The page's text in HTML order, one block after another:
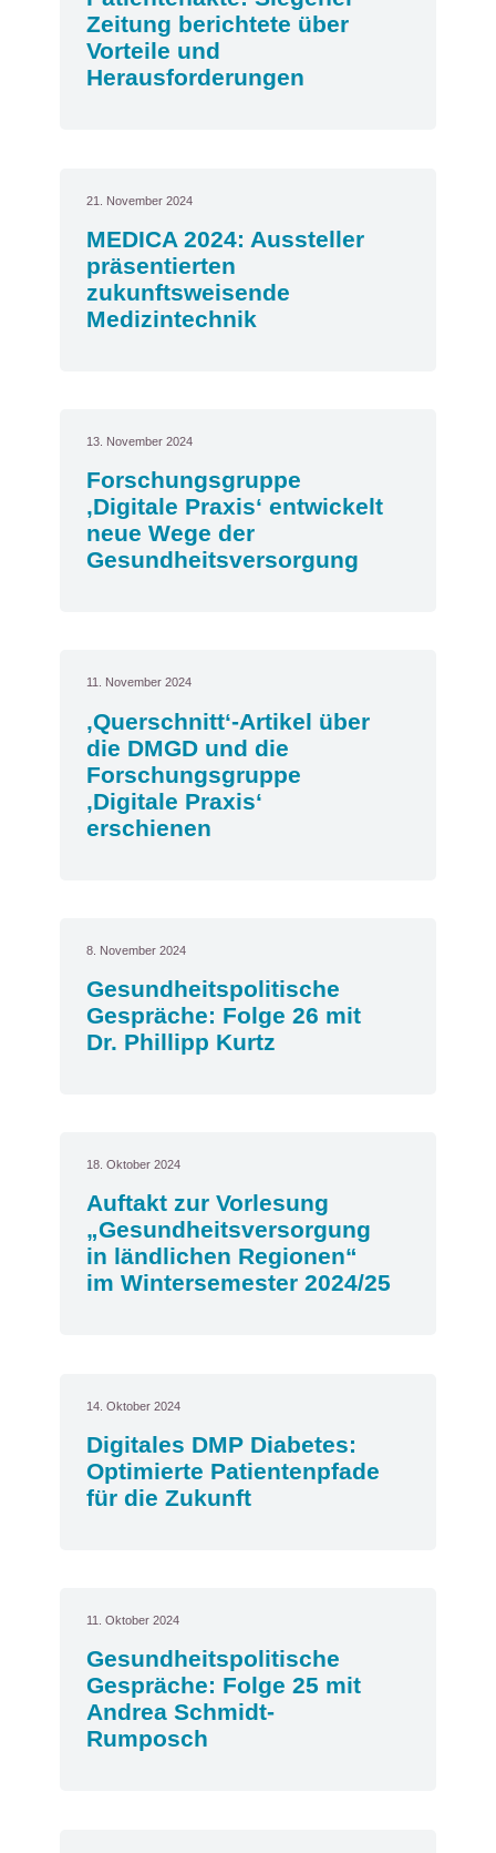
Zeitung berichtete über
Vorteile und
Herausforderungen
21. November 2024
MEDICA 2024: Aussteller
präsentierten
zukunftsweisende
Medizintechnik
13. November 2024
Forschungsgruppe
‚Digitale Praxis‘ entwickelt
neue Wege der
Gesundheitsversorgung
11. November 2024
‚Querschnitt‘-Artikel über
die DMGD und die
Forschungsgruppe
‚Digitale Praxis‘
erschienen
8. November 2024
Gesundheitspolitische
Gespräche: Folge 26 mit
Dr. Phillipp Kurtz
18. Oktober 2024
Auftakt zur Vorlesung
„Gesundheitsversorgung
in ländlichen Regionen“
im Wintersemester 2024/25
14. Oktober 2024
Digitales DMP Diabetes:
Optimierte Patientenpfade
für die Zukunft
11. Oktober 2024
Gesundheitspolitische
Gespräche: Folge 25 mit
Andrea Schmidt-
Rumposch